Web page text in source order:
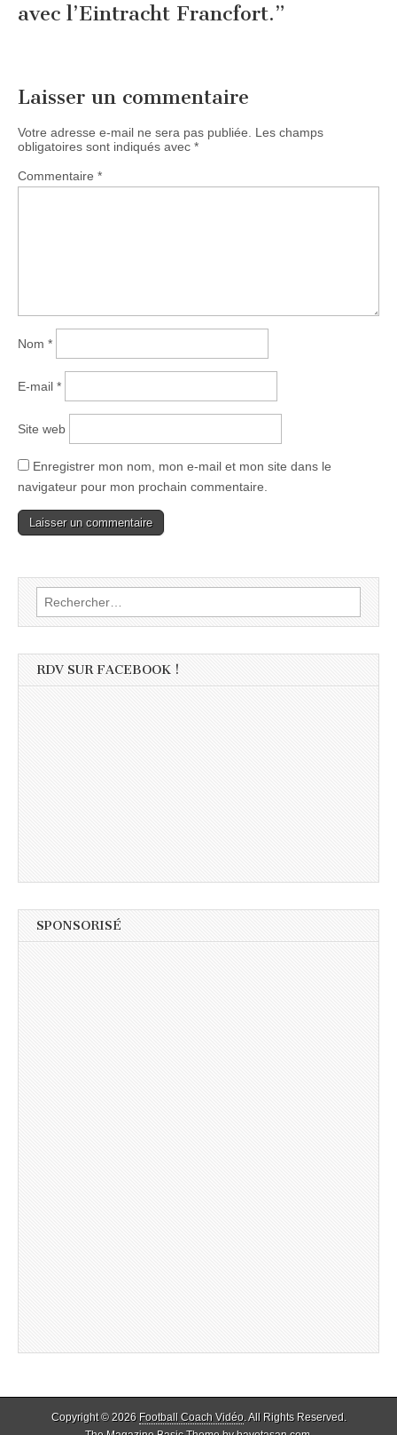
avec l’Eintracht Francfort.”
Laisser un commentaire
Votre adresse e-mail ne sera pas publiée.
Les champs
obligatoires sont indiqués avec *
Commentaire *
Nom *
E-mail *
Site web
Enregistrer mon nom, mon e-mail et mon site dans le
navigateur pour mon prochain commentaire.
Rechercher :
RDV SUR FACEBOOK !
SPONSORISÉ
Copyright © 2026 Football Coach Vidéo. All Rights Reserved.